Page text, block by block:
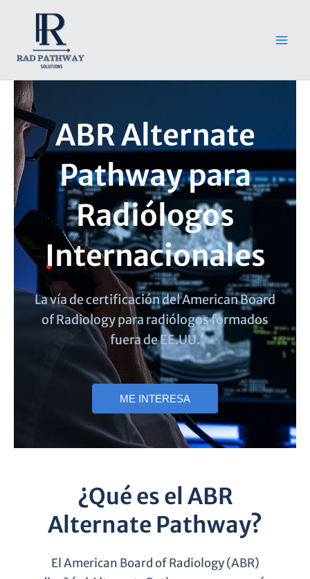
contenido
ABR Alternate
Pathway para
Radiólogos
Internacionales
La vía de certificación del American Board
of Radiology para radiólogos formados
fuera de EE.UU.
ME INTERESA
¿Qué es el ABR
Alternate Pathway?
El American Board of Radiology (ABR)